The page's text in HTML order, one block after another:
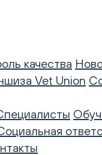
качества
Vet Union